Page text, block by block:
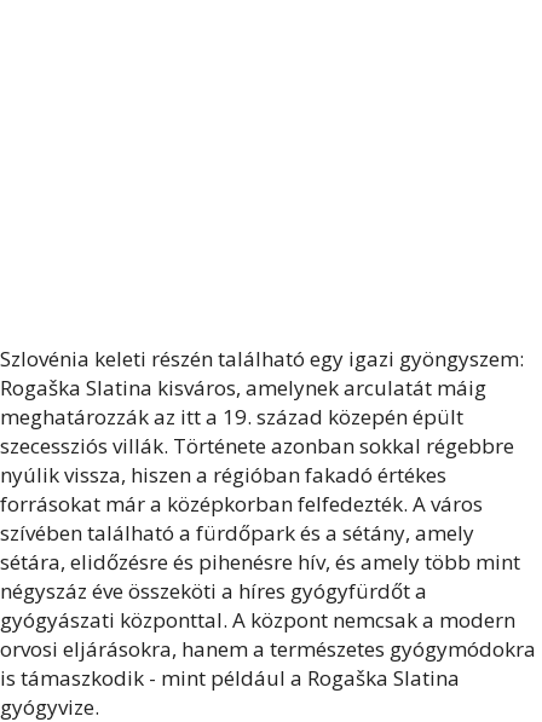
Szlovénia keleti részén található egy igazi gyöngyszem:
Rogaška Slatina kisváros, amelynek arculatát máig
meghatározzák az itt a 19. század közepén épült
szecessziós villák. Története azonban sokkal régebbre
nyúlik vissza, hiszen a régióban fakadó értékes
forrásokat már a középkorban felfedezték. A város
szívében található a fürdőpark és a sétány, amely
sétára, elidőzésre és pihenésre hív, és amely több mint
négyszáz éve összeköti a híres gyógyfürdőt a
gyógyászati központtal. A központ nemcsak a modern
orvosi eljárásokra, hanem a természetes gyógymódokra
is támaszkodik - mint például a Rogaška Slatina
gyógyvize.